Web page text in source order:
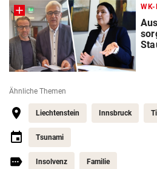
WK-
Ähnliche Themen
Liechtenstein Innsbruck
Tsunami
Insolvenz Familie